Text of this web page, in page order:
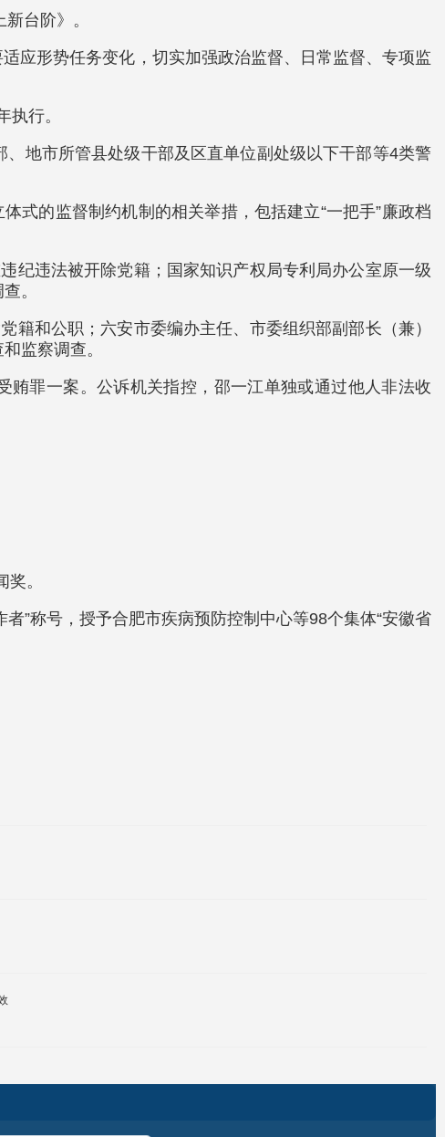
台阶》。
应形势任务变化，切实加强政治监督、日常监督、专项监
行。
地市所管县处级干部及区直单位副处级以下干部等4类警
式的监督制约机制的相关举措，包括建立“一把手”廉政档
纪违法被开除党籍；国家知识产权局专利局办公室原一级
。
和公职；六安市委编办主任、市委组织部副部长（兼）
监察调查。
罪一案。公诉机关指控，邵一江单独或通过他人非法收
。
”称号，授予合肥市疾病预防控制中心等98个集体“安徽省
质效